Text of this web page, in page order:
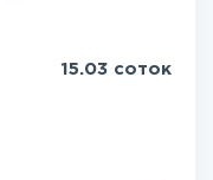
15.03 соток